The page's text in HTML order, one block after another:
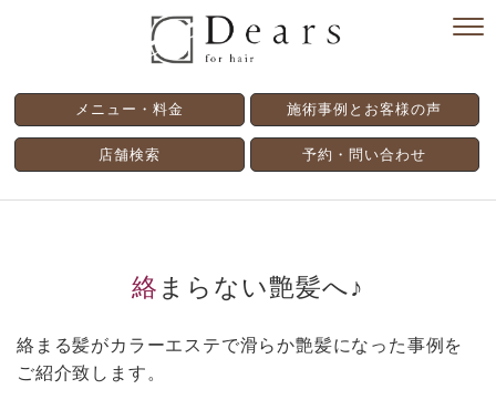
メニュー・料金 施術事例とお客様の声
店舗検索 予約・問い合わせ
絡まらない艶髪へ♪
絡まる髪がカラーエステで滑らか艶髪になった事例を
ご紹介致します。